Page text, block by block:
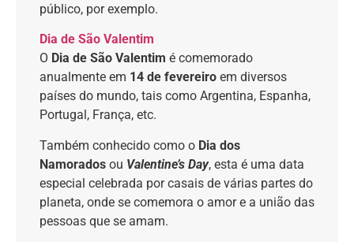
público, por exemplo.
Dia de São Valentim
O Dia de São Valentim é comemorado
anualmente em 14 de fevereiro em diversos
países do mundo, tais como Argentina, Espanha,
Portugal, França, etc.
Também conhecido como o Dia dos
Namorados ou Valentine’s Day, esta é uma data
especial celebrada por casais de várias partes do
planeta, onde se comemora o amor e a união das
pessoas que se amam.